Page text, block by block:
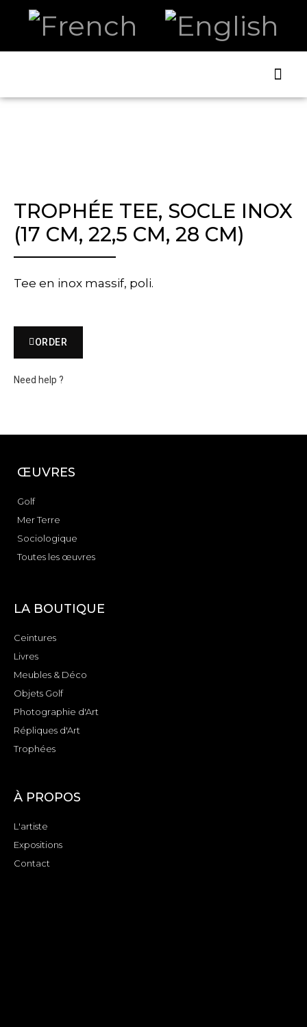
TROPHÉE TEE, SOCLE INOX
(17 CM, 22,5 CM, 28 CM)
Tee en inox massif, poli.
ORDER
Need help ?
ŒUVRES
Golf
Mer Terre
Sociologique
Toutes les œuvres
LA BOUTIQUE
Ceintures
Livres
Meubles & Déco
Objets Golf
Photographie d'Art
Répliques d'Art
Trophées
À PROPOS
L'artiste
Expositions
Contact